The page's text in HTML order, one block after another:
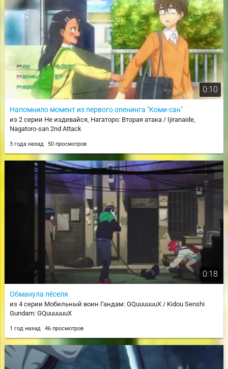
0:10
Напомнило момент из первого опенинга "Коми-сан"
из 2 серии Не издевайся, Нагаторо: Вторая атака / Ijiranaide,
Nagatoro-san 2nd Attack
3 года назад 50 просмотров
0:18
Обманула пёселя
из 4 серии Мобильный воин Гандам: GQuuuuuuX / Kidou Senshi
Gundam: GQuuuuuuX
1 год назад 46 просмотров